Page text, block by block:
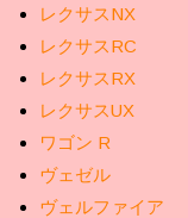
レクサスNX
レクサスRC
レクサスRX
レクサスUX
ワゴン R
ヴェゼル
ヴェルファイア